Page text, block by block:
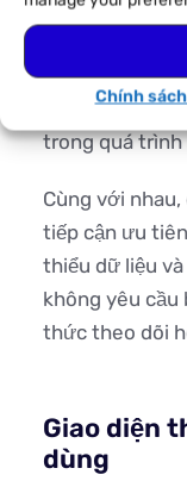
Chính
xử lý và bảo
củng cố việc
minh bạch,
duyệt giúp
trong quá trình
Cùng với
tiếp cận ưu
thiểu dữ liệu
không yêu cầu
thức theo dõi
Giao diện
dùng